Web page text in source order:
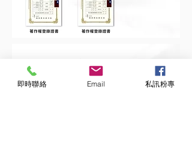
即時聯絡 Email 私訊粉專